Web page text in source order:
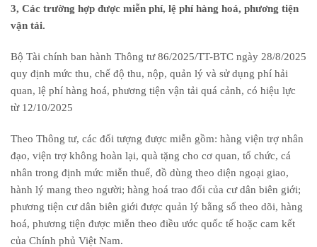
3, Các trường hợp được miễn phí, lệ phí hàng hoá, phương tiện
vận tải.
Bộ Tài chính ban hành Thông tư 86/2025/TT-BTC ngày 28/8/2025
quy định mức thu, chế độ thu, nộp, quản lý và sử dụng phí hải
quan, lệ phí hàng hoá, phương tiện vận tải quá cảnh, có hiệu lực
từ 12/10/2025
Theo Thông tư, các đối tượng được miễn gồm: hàng viện trợ nhân
đạo, viện trợ không hoàn lại, quà tặng cho cơ quan, tổ chức, cá
nhân trong định mức miễn thuế, đồ dùng theo diện ngoại giao,
hành lý mang theo người; hàng hoá trao đổi của cư dân biên giới;
phương tiện cư dân biên giới được quản lý bằng sổ theo dõi, hàng
hoá, phương tiện được miễn theo điều ước quốc tế hoặc cam kết
của Chính phủ Việt Nam.